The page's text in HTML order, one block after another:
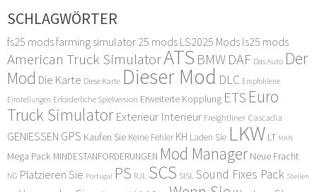
SCHLAGWÖRTER
fs25 modsfarming simulator 25 mods LS2025 Mods ls25 mods
American Truck SimulatorATS BMW DAF Das Auto Der
Mod Die Karte Diese Karte Dieser Mod DLC Empfohlene
Einstellungen Erforderliche Spielversion Erweiterte Kopplung ETS Euro
Truck Simulator Exterieur Interieur Freightliner Cascadia
GENIESSEN GPS Kaufen Sie Keine Fehler KH Laden Sie LKW LT MAN
Mega Pack MINDESTANFORDERUNGEN Mod Manager Neue Fracht
NG Platzieren Sie Portugal PS RJL SCS SISLSound Fixes Pack Stellen